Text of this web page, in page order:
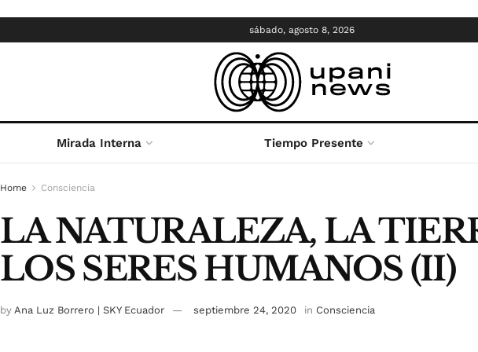
sábado, agosto 8, 2026
Mirada Interna Tiempo Presente
Home Consciencia
LA NATURALEZA, LA
LOS SERES HUMANOS (II)
by Ana Luz Borrero | SKY Ecuador septiembre 24, 2020 in Consciencia